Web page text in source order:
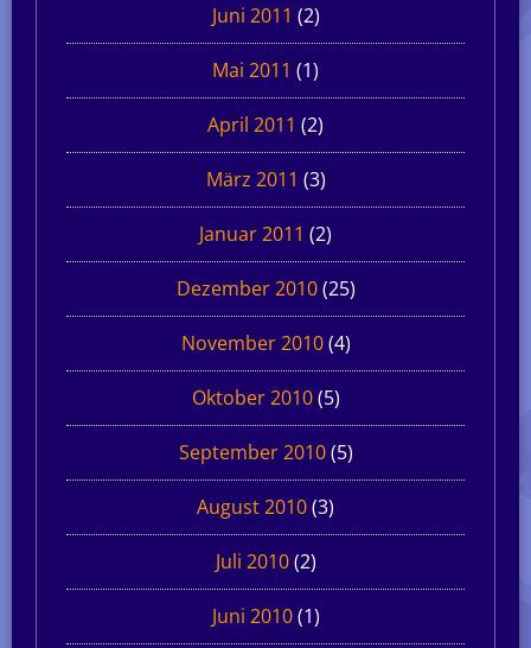
Juni 2011 (2)
Mai 2011 (1)
April 2011 (2)
März 2011 (3)
Januar 2011 (2)
Dezember 2010(25)
November 2010(4)
Oktober 2010(5)
September 2010(5)
August 2010(3)
Juli 2010(2)
Juni 2010(1)